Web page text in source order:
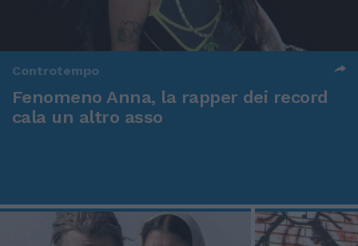
Controtempo
Fenomeno Anna, la rapper dei record
cala un altro asso